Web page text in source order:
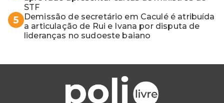
STF
5
Demissão de secretário em Caculé é atribuída
a articulação de Rui e Ivana por disputa de
lideranças no sudoeste baiano